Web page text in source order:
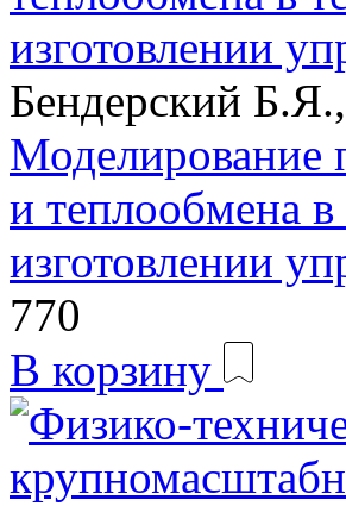
Бендерский
Моделирование
и теплообмена
изготовлении
770
В корзину